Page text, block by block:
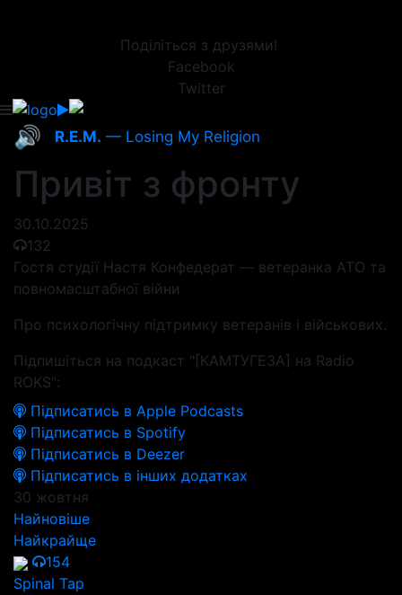
Поділіться з друзями!
Facebook
Twitter
🔊 R.E.M. — Losing My Religion
Привіт з фронту
30.10.2025
132
Гостя студії Настя Конфедерат — ветеранка АТО та
повномасштабної війни
Про психологічну підтримку ветеранів і військових.
Підпишіться на подкаст "[КАМТУГЕЗА] на Radio
ROKS":
Підписатись в Apple Podcasts
Підписатись в Spotify
Підписатись в Deezer
Підписатись в інших додатках
30 жовтня
Найновіше
Найкрайще
154
Spinal Tap